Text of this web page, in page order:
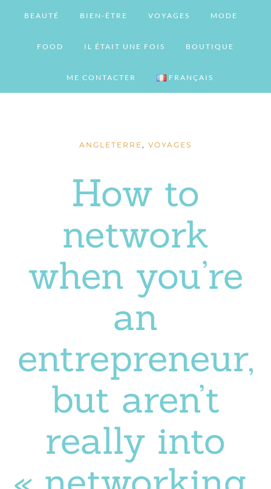
BEAUTÉ BIEN-ÊTRE VOYAGES MODE
FOOD IL ÉTAIT UNE FOIS BOUTIQUE
ME CONTACTER FRANÇAIS
ANGLETERRE, VOYAGES
How to
network
when you’re
an
entrepreneur,
but aren’t
really into